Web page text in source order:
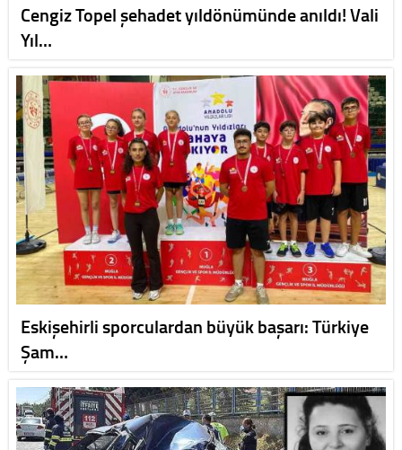
Cengiz Topel şehadet yıldönümünde anıldı! Vali
Yıl…
Eskişehirli sporculardan büyük başarı: Türkiye
Şam…